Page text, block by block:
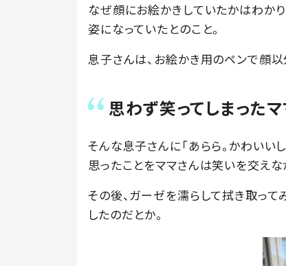
なぜ顔にお絵かきしていたかはわか
姿になっていたとのこと。
息子さんは、お絵かき用のペンで顔
思わず笑ってしまった
そんな息子さんに「あらら。かわいい
思ったことをママさんは笑いを交えな
その後、ガーゼを濡らして拭き取って
したのだとか。